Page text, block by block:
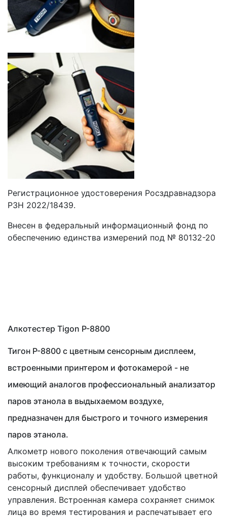
Регистрационное удостоверения Росздравнадзора
РЗН 2022/18439.
Внесен в федеральный информационный фонд по
обеспечению единства измерений под № 80132-20
Алкотестер Tigon P-8800
Тигон P-8800 с цветным сенсорным дисплеем,
встроенными принтером и фотокамерой - не
имеющий аналогов профессиональный анализатор
паров этанола в выдыхаемом воздухе,
предназначен для быстрого и точного измерения
паров этанола.
Алкометр нового поколения отвечающий самым
высоким требованиям к точности, скорости
работы, функционалу и удобству. Большой цветной
сенсорный дисплей обеспечивает удобство
управления. Встроенная камера сохраняет снимок
лица во время тестирования и распечатывает его